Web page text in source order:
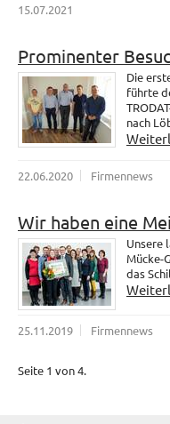
15.07.2021
Prominenter
Die
führte
nach
22.06.2020 Firmennews
Wir haben eine
Unsere
Mücke-
das
25.11.2019 Firmennews
Seite 1 von 4.